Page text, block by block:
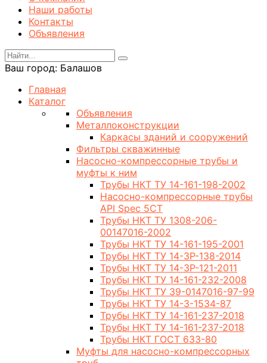
Наши работы
Контакты
Объявления
Ваш город: Балашов
Главная
Каталог
Объявления
Металлоконструкции
Каркасы зданий и сооружений
Фильтры скважинные
Насосно-компрессорные трубы и
муфты к ним
Трубы НКТ ТУ 14-161-198-2002
Насосно-компрессорные трубы
API Spec 5CT
Трубы НКТ ТУ 1308-206-
00147016-2002
Трубы НКТ ТУ 14-161-195-2001
Трубы НКТ ТУ 14-3Р-138-2014
Трубы НКТ ТУ 14-3Р-121-2011
Трубы НКТ ТУ 14-161-232-2008
Трубы НКТ ТУ 39-0147016-97-99
Трубы НКТ ТУ 14-3-1534-87
Трубы НКТ ТУ 14-161-237-2018
Трубы НКТ ТУ 14-161-237-2018
Трубы НКТ ГОСТ 633-80
Муфты для насосно-компрессорных